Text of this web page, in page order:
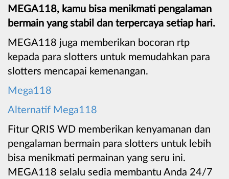
MEGA118, kamu bisa menikmati pengalaman
bermain yang stabil dan terpercaya setiap hari.
MEGA118 juga memberikan bocoran rtp
kepada para slotters untuk memudahkan para
slotters mencapai kemenangan.
Mega118
Alternatif Mega118
Fitur QRIS WD memberikan kenyamanan dan
pengalaman bermain para slotters untuk lebih
bisa menikmati permainan yang seru ini.
MEGA118 selalu sedia membantu Anda 24/7